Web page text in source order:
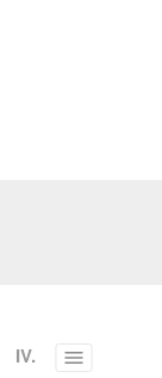
IV. Toggle